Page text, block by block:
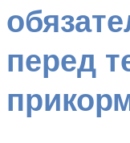
перед